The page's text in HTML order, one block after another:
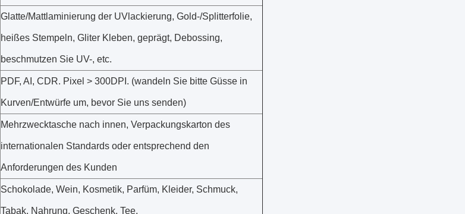
Glatte/Mattlaminierung der UVlackierung, Gold-/Splitterfolie,
heißes Stempeln, Gliter Kleben, geprägt, Debossing,
beschmutzen Sie UV-, etc.
PDF, AI, CDR. Pixel > 300DPI. (wandeln Sie bitte Güsse in
Kurven/Entwürfe um, bevor Sie uns senden)
Mehrzwecktasche nach innen, Verpackungskarton des
internationalen Standards oder entsprechend den
Anforderungen des Kunden
Schokolade, Wein, Kosmetik, Parfüm, Kleider, Schmuck,
Tabak, Nahrung, Geschenk, Tee,